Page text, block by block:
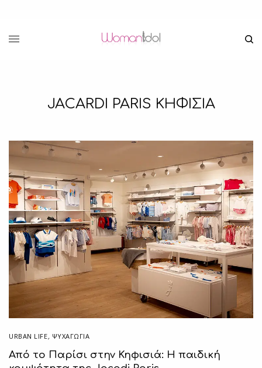
JACARDI PARIS ΚΗΦΙΣΙΑ
URBAN LIFE, ΨΥΧΑΓΩΓΙΑ
Από το Παρίσι στην Κηφισιά: Η παιδική